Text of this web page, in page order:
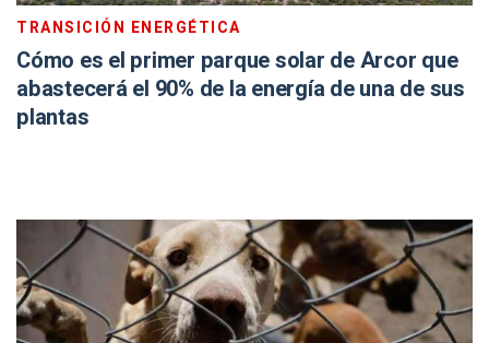
TRANSICIÓN ENERGÉTICA
Cómo es el primer parque solar de Arcor que
abastecerá el 90% de la energía de una de sus
plantas